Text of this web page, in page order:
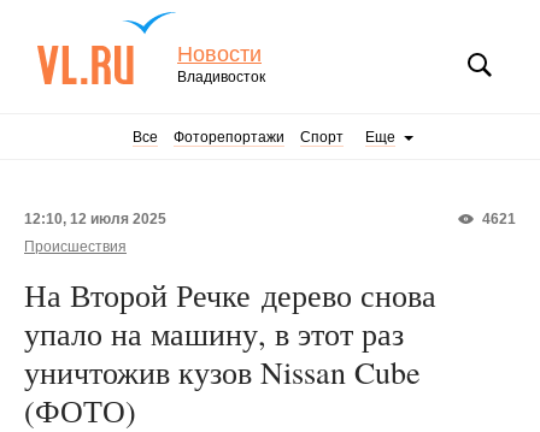
Новости
Владивосток
Все Фоторепортажи Спорт Еще
4621
12:10, 12 июля 2025
Происшествия
На Второй Речке дерево снова
упало на машину, в этот раз
уничтожив кузов Nissan Cube
(ФОТО)